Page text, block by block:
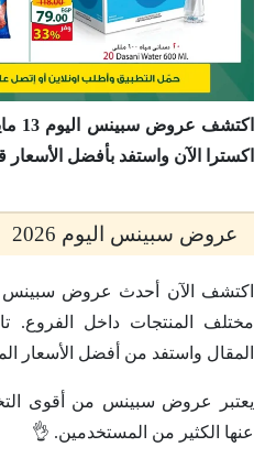
اكسترا الآن واستفد بأفضل الأسعار
عروض سبينس اليوم 2026
اكتشف الآن أحدث عروض
مختلف المنتجات داخل الفروع.
المقال واستفد من أفضل الأسعار
يعتبر عروض سبينس من أقوى
عنها الكثير من المستخدمين. 👌